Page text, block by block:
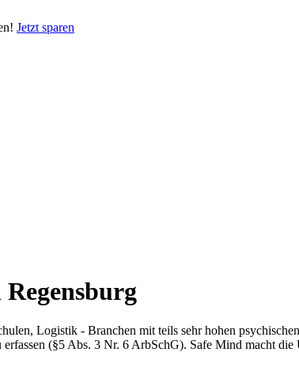
Jetzt sparen
Logistik - Branchen mit teils sehr hohen
(§5 Abs. 3 Nr. 6 ArbSchG). Safe Mind macht